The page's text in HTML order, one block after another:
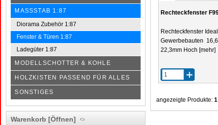
MASSSTAB 1:87
Diorama Zubehör 1:87
Fenster & Türen 1:87
Ladegüter 1:87
MODELLSCHOTTER & KOHLE
HOLZKISTEN PASSEND FÜR ALLES
SONSTIGES
Warenkorb [Öffnen]
Rechteckfenster
Rechteckfenster
Gewerbebauten
22,3mm Hoch [mehr]
angezeigte Produkte: 1